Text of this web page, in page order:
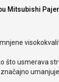
Mitsubishi
što usmerava